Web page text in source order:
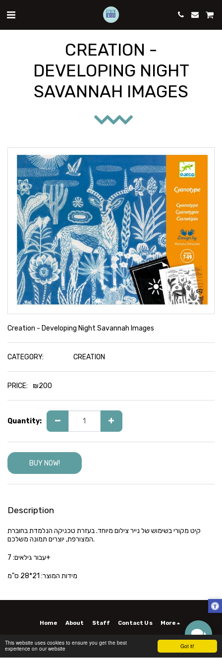
Got it!
This website uses cookies to ensure you get the best
experience on our website
CREATION -
DEVELOPING NIGHT
SAVANNAH IMAGES
Creation - Developing Night Savannah Images
CATEGORY: CREATION
PRICE: ₪200
Quantity:
BUY NOW!
Description
קיט מקורי בשימוש של נייר צילום מיוחד. בעזרת טכניקה הנלמדת בחוברת
המצורפת, יוצרים תמונה משלכם.
עבור גילאים: 7+
מידות המוצר: 21*28 ס"מ
Home About Staff Contact Us More